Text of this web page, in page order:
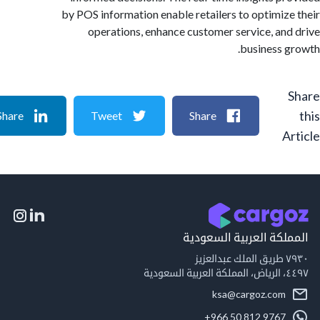
by POS information enable retailers to
operations, enhance customer service,
business
Share
Tweet
Share
العربية السعودية
ksa@cargoz.com
+966 50 812 9767